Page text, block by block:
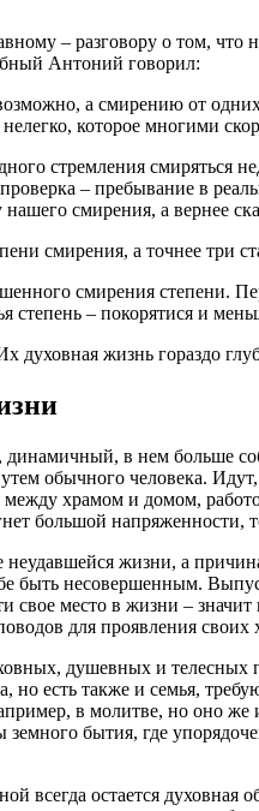
– разговору о том, что
Антоний говорил:
а смирению от
которое многими
стремления смиряться
– пребывание в
нашего смирения, а вернее
смирения, а точнее три
смирения степени.
степень – покорятися и
духовная жизнь гораздо
в нем больше
обычного человека.
храмом и домом,
большой напряженности,
жизни, а
быть несовершенным.
место в жизни –
для проявления
душевных и
есть также и семья,
в молитве, но оно
земного бытия, где
всегда остается духовная